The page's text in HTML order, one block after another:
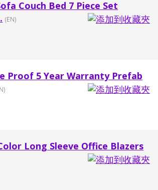
Couch Bed 7 Piece Set
(EN)
Proof 5 Year Warranty Prefab
Long Sleeve Office Blazers